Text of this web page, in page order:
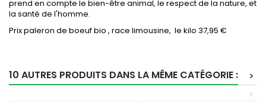
prend en compte le bien-être animal, le respect de la nature, et
la santé de l'homme.
Prix paleron de boeuf bio , race limousine, le kilo 37,95 €
10 AUTRES PRODUITS DANS LA MÊME CATÉGORIE :
>
<